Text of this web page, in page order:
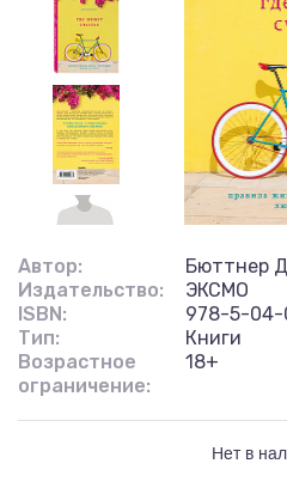
Автор:
Бюттнер
Издательство:
ЭКСМО
ISBN:
978-5-04-
Тип:
Книги
Возрастное
ограничение:
18+
Нет в